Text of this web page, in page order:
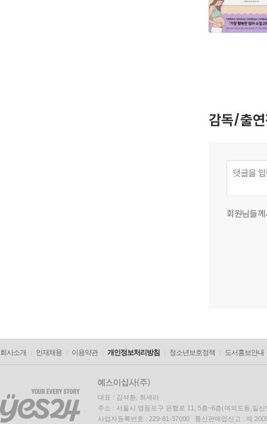
감독/출
회원님들
회사소개 인재채용 이용약관 개인정보처리방침 청소년보호정책 도서홍보안내
대표 : 김석환, 최세라
주소 : 서울시 영등포구 은행로 11, 5층~6층(여의도동,일신
사업자등록번호 : 229-81-37000 통신판매업신고 : 제